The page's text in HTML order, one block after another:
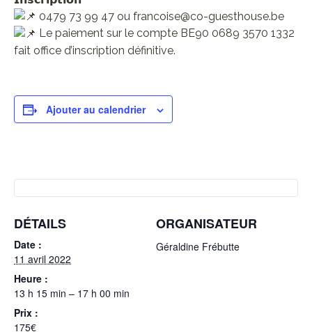
0479 73 99 47 ou francoise@co-guesthouse.be
Le paiement sur le compte BE90 0689 3570 1332
fait office d’inscription définitive.
Ajouter au calendrier
DÉTAILS
Date :
11 avril 2022
Heure :
13 h 15 min – 17 h 00 min
Prix :
175€
ORGANISATEUR
Géraldine Frébutte